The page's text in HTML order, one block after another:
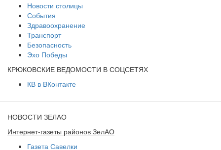
Новости столицы
События
Здравоохранение
Транспорт
Безопасность
Эхо Победы
КРЮКОВСКИЕ ВЕДОМОСТИ В СОЦСЕТЯХ
КВ в ВКонтакте
НОВОСТИ ЗЕЛАО
Интернет-газеты районов ЗелАО
Газета Савелки